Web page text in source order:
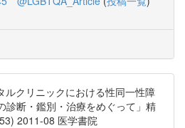
ルクリニックにおける性同一性障
診断・鑑別・治療をめぐって」精
2011-08 医学書院